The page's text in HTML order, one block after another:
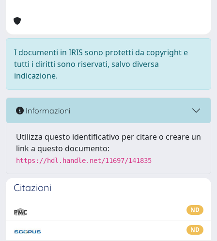
I documenti in IRIS sono protetti da copyright e
tutti i diritti sono riservati, salvo diversa
indicazione.
Informazioni
Utilizza questo identificativo per citare o creare un
link a questo documento:
https://hdl.handle.net/11697/141835
Citazioni
ND
ND